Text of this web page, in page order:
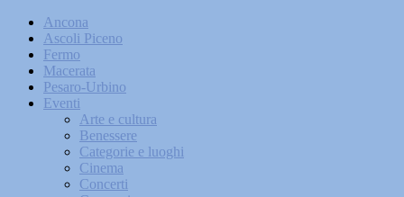
Ancona
Ascoli Piceno
Fermo
Macerata
Pesaro-Urbino
Eventi
Arte e cultura
Benessere
Categorie e luoghi
Cinema
Concerti